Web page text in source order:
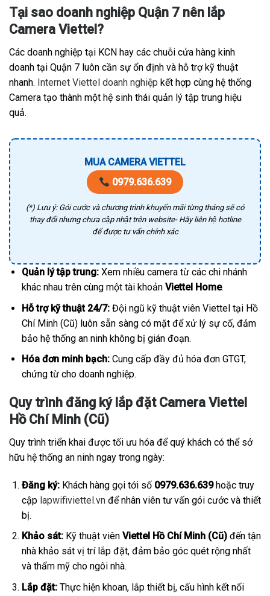
Tại sao doanh nghiệp Quận 7 nên lắp
Camera Viettel?
Các doanh nghiệp tại KCN hay các chuỗi cửa hàng kinh
doanh tại Quận 7 luôn cần sự ổn định và hỗ trợ kỹ thuật
nhanh. Internet Viettel doanh nghiệp kết hợp cùng hệ thống
Camera tạo thành một hệ sinh thái quản lý tập trung hiệu
quả.
MUA CAMERA VIETTEL
0979.636.639
(*) Lưu ý: Gói cước và chương trình khuyến mãi từng tháng sẽ có
thay đổi nhưng chưa cập nhật trên website- Hãy liên hệ hotline
để được tư vấn chính xác
Quản lý tập trung:Xem nhiều camera từ các chi nhánh
khác nhau trên cùng một tài khoản Viettel Home.
Hỗ trợ kỹ thuật 24/7:Đội ngũ kỹ thuật viên Viettel tại Hồ
Chí Minh (Cũ) luôn sẵn sàng có mặt để xử lý sự cố, đảm
bảo hệ thống an ninh không bị gián đoạn.
Hóa đơn minh bạch:Cung cấp đầy đủ hóa đơn GTGT,
chứng từ cho doanh nghiệp.
Quy trình đăng ký lắp đặt Camera Viettel
Hồ Chí Minh (Cũ)
Quy trình triển khai được tối ưu hóa để quý khách có thể sở
hữu hệ thống an ninh ngay trong ngày:
Đăng ký:Khách hàng gọi tới số 0979.636.639hoặc truy
cập lapwifiviettel.vnđể nhân viên tư vấn gói cước và thiết
bị.
Khảo sát:Kỹ thuật viên Viettel Hồ Chí Minh (Cũ)đến tận
nhà khảo sát vị trí lắp đặt, đảm bảo góc quét rộng nhất
và thẩm mỹ cho ngôi nhà.
Lắp đặt:Thực hiện khoan, lắp thiết bị, cấu hình kết nối